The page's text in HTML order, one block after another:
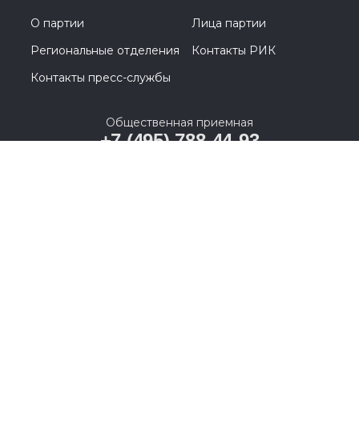
О партии
Лица партии
Региональные отделения
Контакты РИК
Контакты пресс-службы
Общественная приемная
+7 (495) 788-44-93